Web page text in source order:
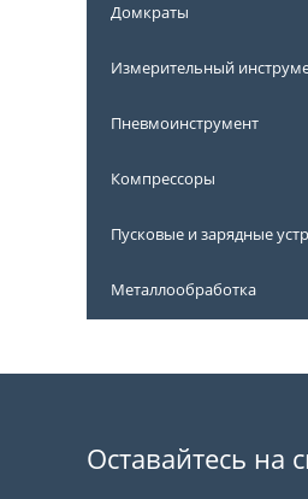
Домкраты
Измерительный
Пневмоинструмент
Компрессоры
Пусковые и зарядные
Металлообработка
Оставайтесь на